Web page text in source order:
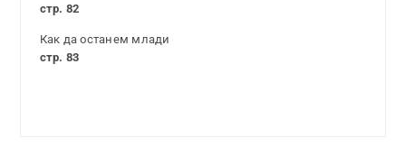
стр. 82
Как да останем млади
стр. 83